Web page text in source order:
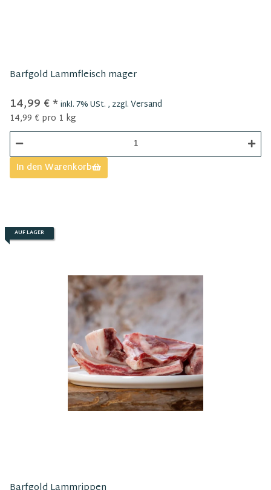
Barfgold Lammfleisch mager
14,99 €*inkl. 7% USt. , zzgl.Versand
14,99 € pro 1 kg
In den Warenkorb
AUF LAGER